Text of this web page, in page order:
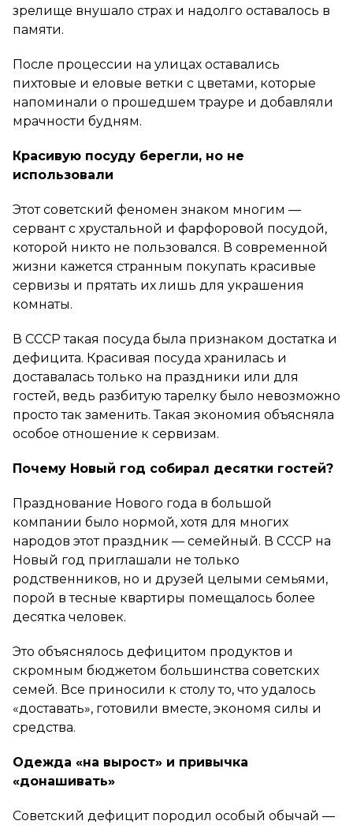
зрелище внушало страх и надолго оставалось в
памяти.
После процессии на улицах оставались
пихтовые и еловые ветки с цветами, которые
напоминали о прошедшем трауре и добавляли
мрачности будням.
Красивую посуду берегли, но не
использовали
Этот советский феномен знаком многим —
сервант с хрустальной и фарфоровой посудой,
которой никто не пользовался. В современной
жизни кажется странным покупать красивые
сервизы и прятать их лишь для украшения
комнаты.
В СССР такая посуда была признаком достатка и
дефицита. Красивая посуда хранилась и
доставалась только на праздники или для
гостей, ведь разбитую тарелку было невозможно
просто так заменить. Такая экономия объясняла
особое отношение к сервизам.
Почему Новый год собирал десятки гостей?
Празднование Нового года в большой
компании было нормой, хотя для многих
народов этот праздник — семейный. В СССР на
Новый год приглашали не только
родственников, но и друзей целыми семьями,
порой в тесные квартиры помещалось более
десятка человек.
Это объяснялось дефицитом продуктов и
скромным бюджетом большинства советских
семей. Все приносили к столу то, что удалось
«доставать», готовили вместе, экономя силы и
средства.
Одежда «на вырост» и привычка
«донашивать»
Советский дефицит породил особый обычай —